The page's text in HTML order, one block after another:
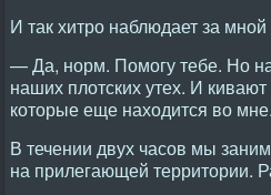
И так хитро наблюдает за мной
— Да, норм. Помогу тебе. Но
наших плотских утех. И
которые еще находится во мне.
В течении двух часов мы
на прилегающей территории.